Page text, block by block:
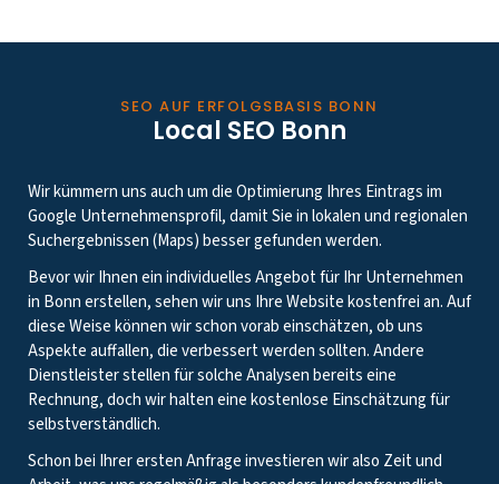
SEO AUF ERFOLGSBASIS BONN
Local SEO Bonn
Wir kümmern uns auch um die Optimierung Ihres Eintrags im
Google Unternehmensprofil, damit Sie in lokalen und regionalen
Suchergebnissen (Maps) besser gefunden werden.
Bevor wir Ihnen ein individuelles Angebot für Ihr Unternehmen
in Bonn erstellen, sehen wir uns Ihre Website kostenfrei an. Auf
diese Weise können wir schon vorab einschätzen, ob uns
Aspekte auffallen, die verbessert werden sollten. Andere
Dienstleister stellen für solche Analysen bereits eine
Rechnung, doch wir halten eine kostenlose Einschätzung für
selbstverständlich.
Schon bei Ihrer ersten Anfrage investieren wir also Zeit und